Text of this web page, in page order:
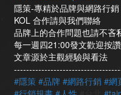
隱策-專精於品牌與網路行銷
KOL 合作請與我們聯絡
品牌上的合作問題也請不吝
每一週四21:00發文歡迎按
文章源於主觀經驗與看法
--------------------------
#隱策 #品牌 #網路行銷 #網